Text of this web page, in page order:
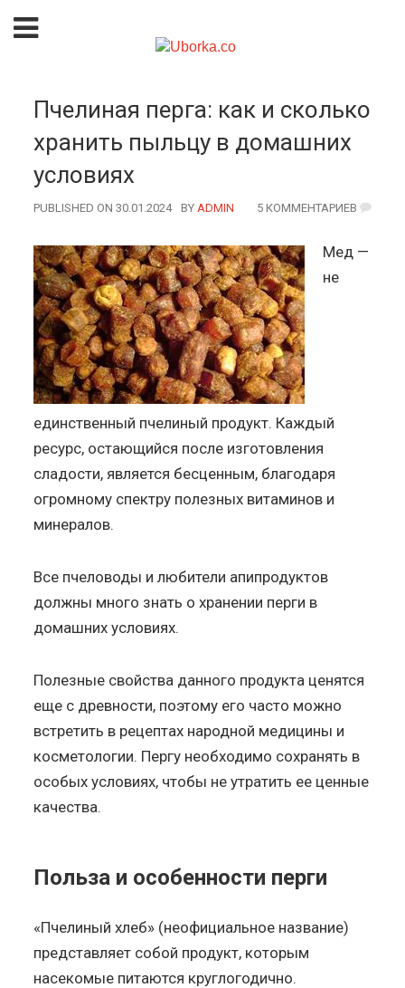
Пчелиная перга: как и сколько
хранить пыльцу в домашних
условиях
PUBLISHED ON 30.01.2024 BY AUTHOR
ADMIN 5 КОММЕНТАРИЕВ
Мед —
не
единственный пчелиный продукт. Каждый
ресурс, остающийся после изготовления
сладости, является бесценным, благодаря
огромному спектру полезных витаминов и
минералов.
Все пчеловоды и любители апипродуктов
должны много знать о хранении перги в
домашних условиях.
Полезные свойства данного продукта ценятся
еще с древности, поэтому его часто можно
встретить в рецептах народной медицины и
косметологии. Пергу необходимо сохранять в
особых условиях, чтобы не утратить ее ценные
качества.
Польза и особенности перги
«Пчелиный хлеб» (неофициальное название)
представляет собой продукт, которым
насекомые питаются круглогодично.